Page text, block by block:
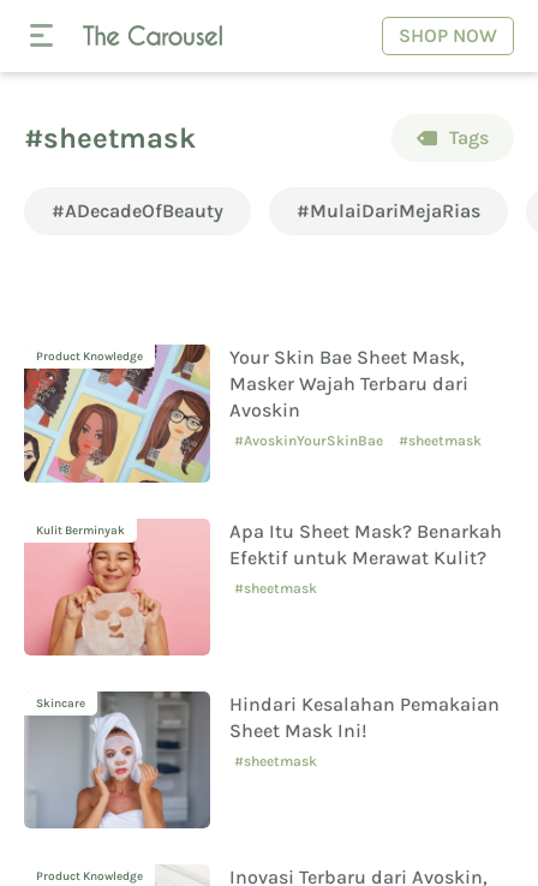
SHOP NOW
#sheetmask Tags
#ADecadeOfBeauty #MulaiDariMejaRias
Product Knowledge
Your Skin Bae Sheet Mask,
Masker Wajah Terbaru dari
Avoskin
#AvoskinYourSkinBae #sheetmask
Kulit Berminyak
Apa Itu Sheet Mask? Benarkah
Efektif untuk Merawat Kulit?
#sheetmask
Skincare
Hindari Kesalahan Pemakaian
Sheet Mask Ini!
#sheetmask
Product Knowledge
Inovasi Terbaru dari Avoskin,